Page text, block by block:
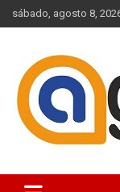
Saltar
al
sábado, agosto 8,
Agenda